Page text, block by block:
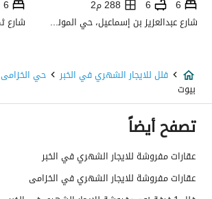
استخدام العقار
-
السعر
16000
المساحة
خدمات العقار
6
6
288 م2
شارع عبدالعزيز بن إسماعيل، حي المونسية، شرق الرياض، الرياض
6
فلل للايجار الشهري في الخبر حي الخزامى
بيوت
تصفح أيضاً
عقارات مفروشة للايجار الشهري في الخبر
عقارات مفروشة للايجار الشهري في الخزامى